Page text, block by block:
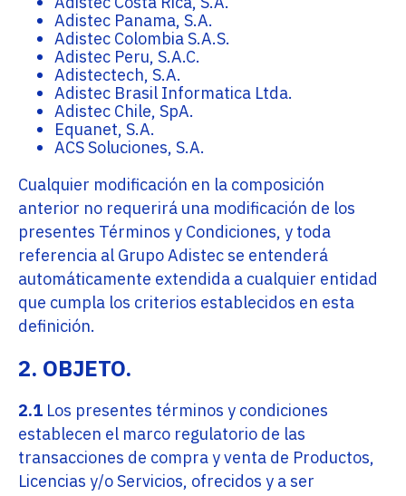
Adistec Panama, S.A.
Adistec Colombia S.A.S.
Adistec Peru, S.A.C.
Adistectech, S.A.
Adistec Brasil Informatica Ltda.
Adistec Chile, SpA.
Equanet, S.A.
ACS Soluciones, S.A.
Cualquier modificación en la composición
anterior no requerirá una modificación de los
presentes Términos y Condiciones, y toda
referencia al Grupo Adistec se entenderá
automáticamente extendida a cualquier entidad
que cumpla los criterios establecidos en esta
definición.
2. OBJETO.
2.1 Los presentes términos y condiciones
establecen el marco regulatorio de las
transacciones de compra y venta de Productos,
Licencias y/o Servicios, ofrecidos y a ser